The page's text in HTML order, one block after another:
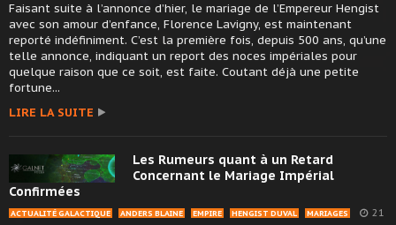
Faisant suite à l’annonce d’hier, le mariage de l’Empereur Hengist
avec son amour d’enfance, Florence Lavigny, est maintenant
reporté indéfiniment. C’est la première fois, depuis 500 ans, qu’une
telle annonce, indiquant un report des noces impériales pour
quelque raison que ce soit, est faite. Coutant déjà une petite
fortune...
LIRE LA SUITE
Les Rumeurs quant à un Retard
Concernant le Mariage Impérial
Confirmées
ACTUALITÉ GALACTIQUE ANDERS BLAINE EMPIRE HENGIST DUVAL MARIAGES
21